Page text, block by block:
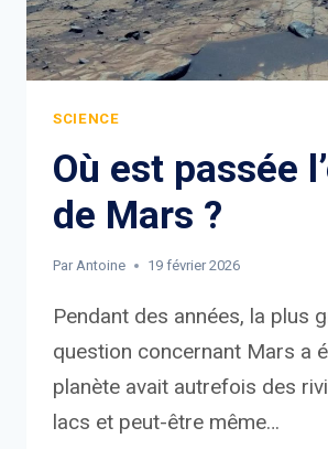
SCIENCE
Où est passée
de Mars ?
Par Antoine 19 février 2026
Pendant des années, la plus
question concernant Mars a
planète avait autrefois des
lacs et peut-être même…